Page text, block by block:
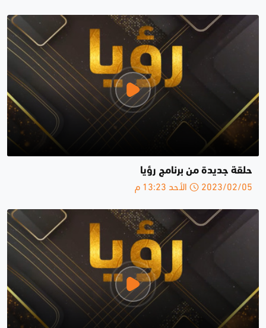
حلقة جديدة من برنامج رؤيا
2023/02/05 الأحد 13:23 م